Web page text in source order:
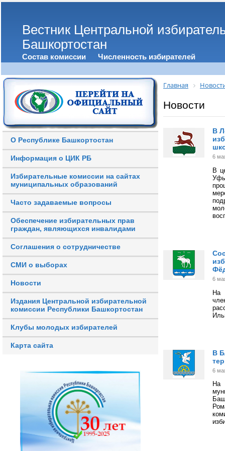
Вестник Центральной
Башкортостан
Состав комиссии Численность избирателей
О Республике Башкортостан
Информация о ЦИК РБ
Избирательные комиссии на сайтах
муниципальных образований
Часто задаваемые вопросы
Обеспечение избирательных прав
граждан, являющихся инвалидами
Соглашения о сотрудничестве
СМИ о выборах
Новости
Издания Центральной избирательной
комиссии Республики Башкортостан
Клубы молодых избирателей
Карта сайта
Главная
Новости
В
6
В
Уфы
6
На
В
6
На